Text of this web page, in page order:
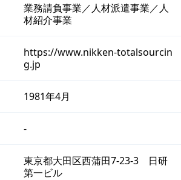
業務請負事業／人材派遣事業／人
材紹介事業
https://www.nikken-totalsourcin
g.jp
1981年4月
-
東京都大田区西蒲田7-23-3 日研
第一ビル